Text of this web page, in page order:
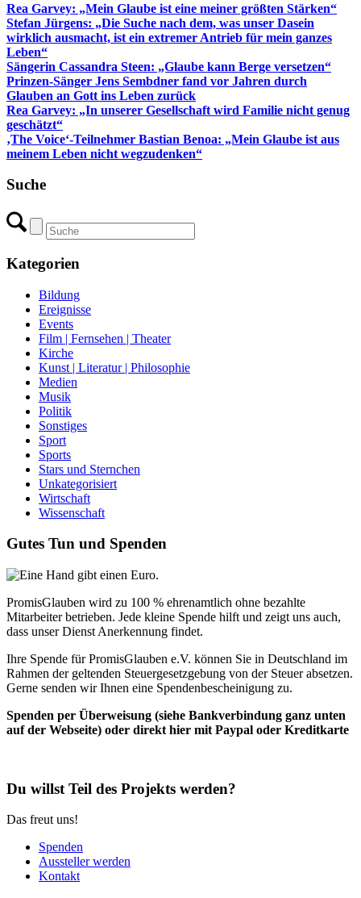
Rea Garvey: „Mein Glaube ist eine meiner größten Stärken“
Stefan Jürgens: „Die Suche nach dem, was unser Dasein
wirklich ausmacht, ist ein extremer Antrieb für mein ganzes
Leben“
Sängerin Cassandra Steen: „Glaube kann Berge versetzen“
Prinzen-Sänger Jens Sembdner fand vor Jahren durch
Glauben an Gott ins Leben zurück
Rea Garvey: „In unserer Gesellschaft wird Familie nicht genug
geschätzt“
‚The Voice‘-Teilnehmer Bastian Benoa: „Mein Glaube ist aus
meinem Leben nicht wegzudenken“
Suche
Kategorien
Bildung
Ereignisse
Events
Film | Fernsehen | Theater
Kirche
Kunst | Literatur | Philosophie
Medien
Musik
Politik
Sonstiges
Sport
Sports
Stars und Sternchen
Unkategorisiert
Wirtschaft
Wissenschaft
Gutes Tun und Spenden
PromisGlauben wird zu 100 % ehrenamtlich ohne bezahlte
Mitarbeiter betrieben. Jede kleine Spende hilft und zeigt uns auch,
dass unser Dienst Anerkennung findet.
Ihre Spende für PromisGlauben e.V. können Sie in Deutschland im
Rahmen der geltenden Steuergesetzgebung von der Steuer absetzen.
Gerne senden wir Ihnen eine Spendenbescheinigung zu.
Spenden per Überweisung (siehe Bankverbindung ganz unten
auf der Webseite) oder direkt hier mit Paypal oder Kreditkarte
Du willst Teil des Projekts werden?
Das freut uns!
Spenden
Aussteller werden
Kontakt